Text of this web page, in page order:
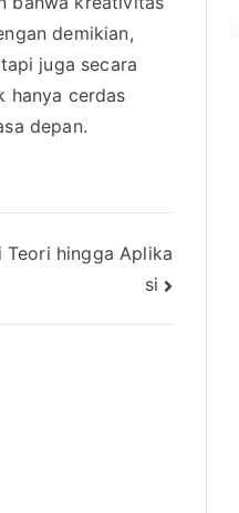
demikian,
juga secara
hanya cerdas
depan.
Teori hingga Aplika
si